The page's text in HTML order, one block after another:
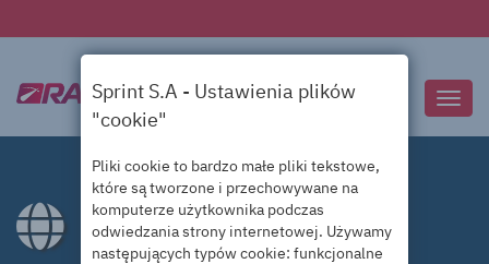
Domeny .rentals
Sprint S.A - Ustawienia plików
"cookie"
Pliki cookie to bardzo małe pliki tekstowe,
które są tworzone i przechowywane na
komputerze użytkownika podczas
odwiedzania strony internetowej. Używamy
następujących typów cookie: funkcjonalne